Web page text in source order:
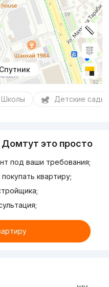
Спутник
Школы Детские сады
Домтут это просто
под ваши требования;
квартиру;